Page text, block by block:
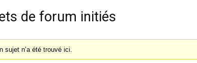
de forum initiés
sujet n’a été trouvé ici.